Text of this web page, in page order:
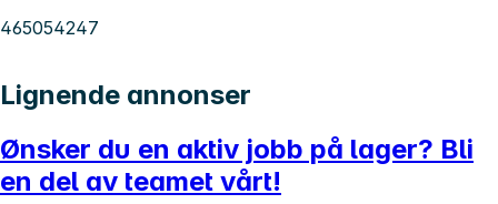
465054247
Lignende annonser
Ønsker du en aktiv jobb på lager? Bli
en del av teamet vårt!